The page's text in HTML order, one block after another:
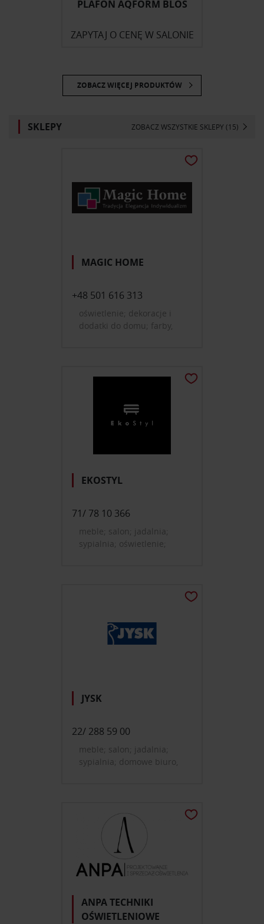
PLAFON AQFORM BLOS
ZAPYTAJ O CENĘ W SALONIE
ZOBACZ WIĘCEJ PRODUKTÓW
SKLEPY ZOBACZ WSZYSTKIE SKLEPY (15)
MAGIC HOME
+48 501 616 313
oświetlenie; dekoracje i
dodatki do domu; farby,
EKOSTYL
71/ 78 10 366
meble; salon; jadalnia;
sypialnia; oświetlenie;
JYSK
22/ 288 59 00
meble; salon; jadalnia;
sypialnia; domowe biuro,
dywany; drzwi, okna,
rolety; łazienka, wellness;
dom, ogród, mała
architektura
ANPA TECHNIKI
OŚWIETLENIOWE